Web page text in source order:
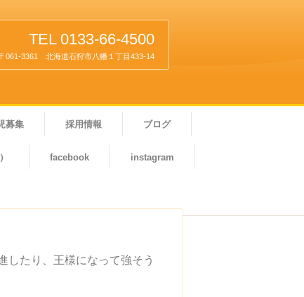
TEL 0133-66-4500
061-3361 北海道石狩市八幡１丁目433-14
募集 採用情報 ブログ
facebook instagram
たり、王様になって強そう